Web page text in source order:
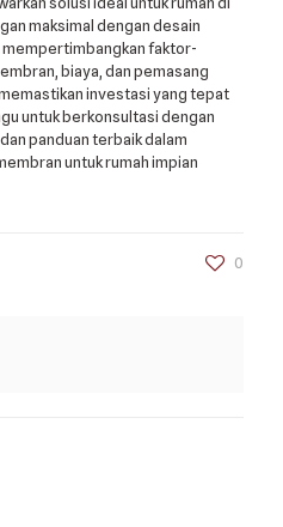
maksimal dengan desain
faktor-
biaya, dan pemasang
investasi yang tepat
untuk berkonsultasi dengan
panduan terbaik dalam
untuk rumah impian
0